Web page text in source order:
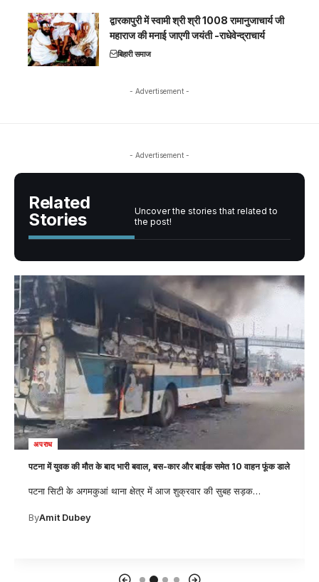
द्वारकापुरी में स्वामी श्री श्री 1008 रामानुजाचार्य जी
महाराज की मनाई जाएगी जयंती -राधेवेन्द्राचार्य
बिहारी समाज
- Advertisement -
- Advertisement -
Related
Stories
Uncover the stories that related to
the post!
अपराध
सहरसा DPO के चार ठिकानों पर EOU की छापेमारी, आय से अधिक संपत्ति का मामला
आर्थिक अपराध इकाई (EOU) की अलग—अलग टीमों ने आज शुक्रवार की